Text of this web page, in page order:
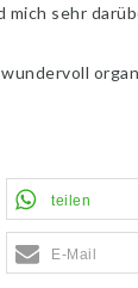
mich sehr
teilen
E-Mail